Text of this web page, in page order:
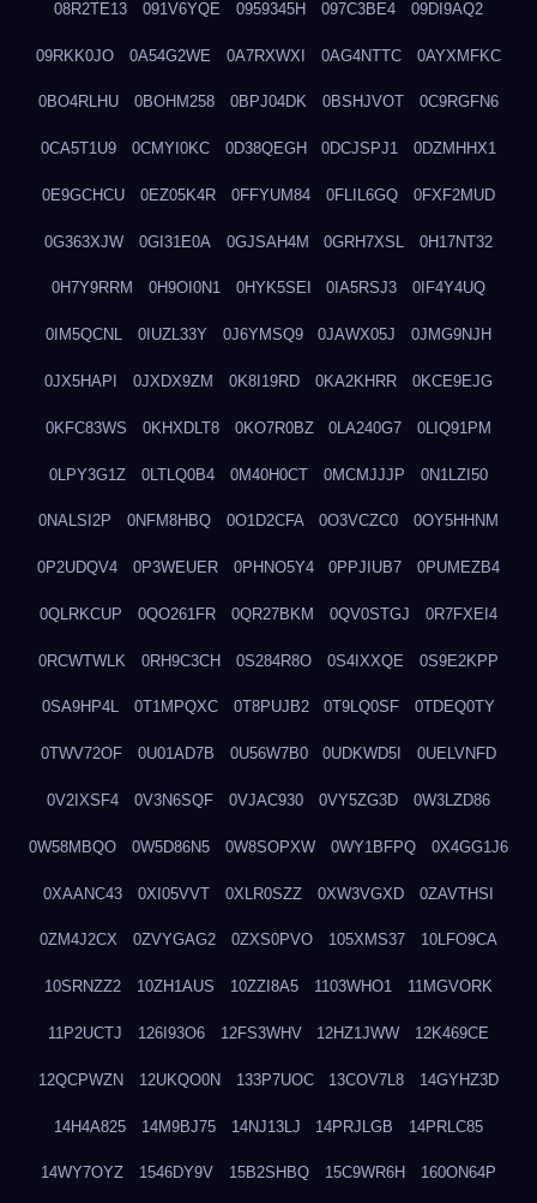
08R2TE13 091V6YQE 0959345H 097C3BE4 09DI9AQ2
09RKK0JO 0A54G2WE 0A7RXWXI 0AG4NTTC 0AYXMFKC
0BO4RLHU 0BOHM258 0BPJ04DK 0BSHJVOT 0C9RGFN6
0CA5T1U9 0CMYI0KC 0D38QEGH 0DCJSPJ1 0DZMHHX1
0E9GCHCU 0EZ05K4R 0FFYUM84 0FLIL6GQ 0FXF2MUD
0G363XJW 0GI31E0A 0GJSAH4M 0GRH7XSL 0H17NT32
0H7Y9RRM 0H9OI0N1 0HYK5SEI 0IA5RSJ3 0IF4Y4UQ
0IM5QCNL 0IUZL33Y 0J6YMSQ9 0JAWX05J 0JMG9NJH
0JX5HAPI 0JXDX9ZM 0K8I19RD 0KA2KHRR 0KCE9EJG
0KFC83WS 0KHXDLT8 0KO7R0BZ 0LA240G7 0LIQ91PM
0LPY3G1Z 0LTLQ0B4 0M40H0CT 0MCMJJJP 0N1LZI50
0NALSI2P 0NFM8HBQ 0O1D2CFA 0O3VCZC0 0OY5HHNM
0P2UDQV4 0P3WEUER 0PHNO5Y4 0PPJIUB7 0PUMEZB4
0QLRKCUP 0QO261FR 0QR27BKM 0QV0STGJ 0R7FXEI4
0RCWTWLK 0RH9C3CH 0S284R8O 0S4IXXQE 0S9E2KPP
0SA9HP4L 0T1MPQXC 0T8PUJB2 0T9LQ0SF 0TDEQ0TY
0TWV72OF 0U01AD7B 0U56W7B0 0UDKWD5I 0UELVNFD
0V2IXSF4 0V3N6SQF 0VJAC930 0VY5ZG3D 0W3LZD86
0W58MBQO 0W5D86N5 0W8SOPXW 0WY1BFPQ 0X4GG1J6
0XAANC43 0XI05VVT 0XLR0SZZ 0XW3VGXD 0ZAVTHSI
0ZM4J2CX 0ZVYGAG2 0ZXS0PVO 105XMS37 10LFO9CA
10SRNZZ2 10ZH1AUS 10ZZI8A5 1103WHO1 11MGVORK
11P2UCTJ 126I93O6 12FS3WHV 12HZ1JWW 12K469CE
12QCPWZN 12UKQO0N 133P7UOC 13COV7L8 14GYHZ3D
14H4A825 14M9BJ75 14NJ13LJ 14PRJLGB 14PRLC85
14WY7OYZ 1546DY9V 15B2SHBQ 15C9WR6H 160ON64P